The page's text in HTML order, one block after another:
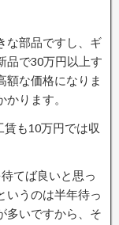
な部品ですし、ギ
品で30万円以上す
額な価格になりま
ります。
も10万円では収
てば良いと思っ
いうのは半年待っ
多いですから、そ